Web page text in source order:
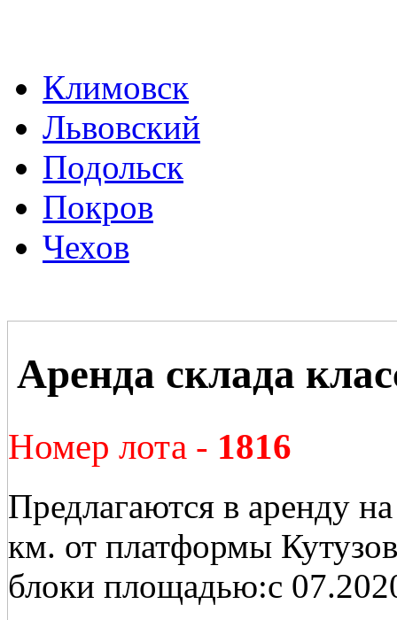
Климовск
Львовский
Подольск
Покров
Чехов
Аренда склада
Номер лота - 1816
Предлагаются в аренду
км. от платформы
блоки площадью:с